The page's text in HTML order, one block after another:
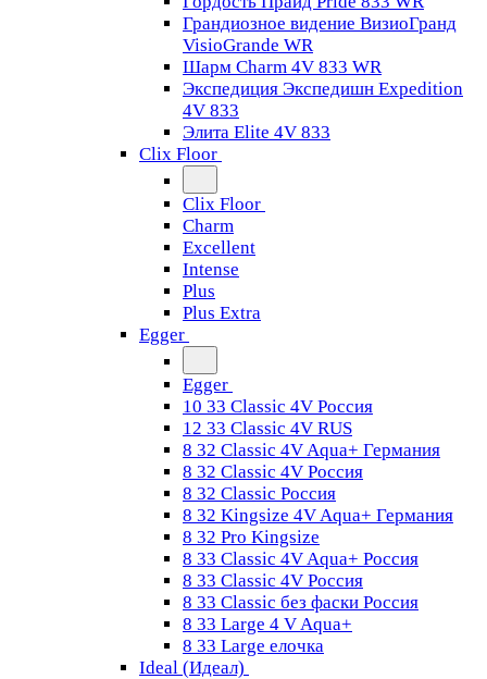
Грандиозное видение ВизиоГранд
VisioGrande WR
Шарм Charm 4V 833 WR
Экспедиция Экспедишн Expedition
4V 833
Элита Elite 4V 833
Clix Floor
Clix Floor
Charm
Excellent
Intense
Plus
Plus Extra
Egger
Egger
10 33 Classic 4V Россия
12 33 Classic 4V RUS
8 32 Classic 4V Aqua+ Германия
8 32 Classic 4V Россия
8 32 Classic Россия
8 32 Kingsize 4V Aqua+ Германия
8 32 Pro Kingsize
8 33 Classic 4V Aqua+ Россия
8 33 Classic 4V Россия
8 33 Classic без фаски Россия
8 33 Large 4 V Aqua+
8 33 Large елочка
Ideal (Идеал)